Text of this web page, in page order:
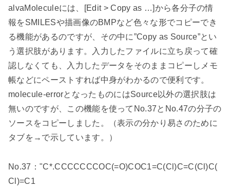
alvaMoleculeには、 [Edit > Copy as …]から各分子の情
報をSMILESや描画像のBMPなど色々な形でコピーでき
る機能があるのですが、その中に”Copy as Source”とい
う選択肢があります。入力したファイルに立ち戻って確
認しなくても、入力したデータをそのままコピーしメモ
帳などにペーストすれば中身がわかるので便利です。
molecule-errorとなったものにはSource以外の選択肢は
無いのですが、この機能を使って No.37と No.47の分子の
ソースをコピーしました。（表示の分かり易さのために
タブを→で示しています。）
No.37 ： "C*.CCCCCCCOC(=O)COC1=C(Cl)C=C(Cl)C(
Cl)=C1